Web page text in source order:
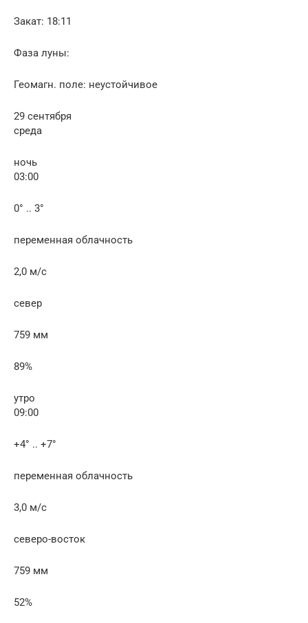
Закат: 18:11
Фаза луны:
Геомагн. поле: неустойчивое
29 сентября
среда
ночь
03:00
0° .. 3°
переменная облачность
2,0 м/с
север
759 мм
89%
утро
09:00
+4° .. +7°
переменная облачность
3,0 м/с
северо-восток
759 мм
52%